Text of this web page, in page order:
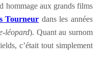
hommage aux grands films
Tourneur dans les années
léopard). Quant au surnom
c’était tout simplement